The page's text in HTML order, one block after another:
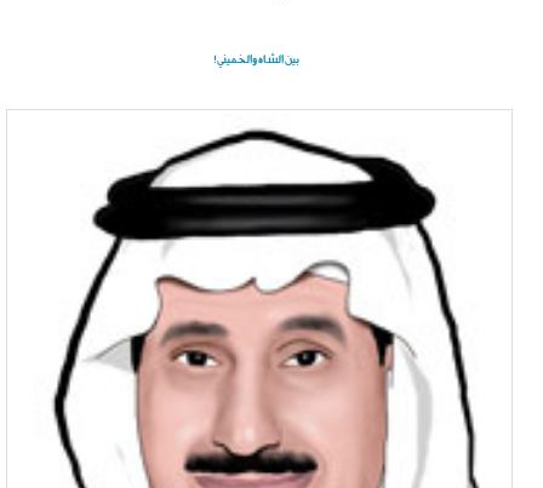
بين الشاه والخميني!